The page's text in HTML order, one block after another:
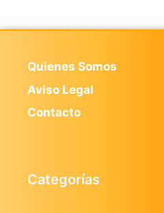
Quienes Somos
Aviso Legal
Contacto
Categorías